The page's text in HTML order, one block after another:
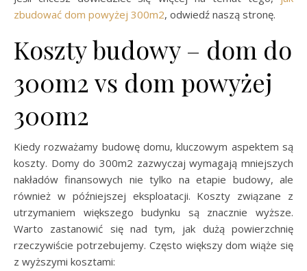
zbudować dom powyżej 300m2, odwiedź naszą stronę.
Koszty budowy – dom do
300m2 vs dom powyżej
300m2
Kiedy rozważamy budowę domu, kluczowym aspektem są
koszty. Domy do 300m2 zazwyczaj wymagają mniejszych
nakładów finansowych nie tylko na etapie budowy, ale
również w późniejszej eksploatacji. Koszty związane z
utrzymaniem większego budynku są znacznie wyższe.
Warto zastanowić się nad tym, jak dużą powierzchnię
rzeczywiście potrzebujemy. Często większy dom wiąże się
z wyższymi kosztami: